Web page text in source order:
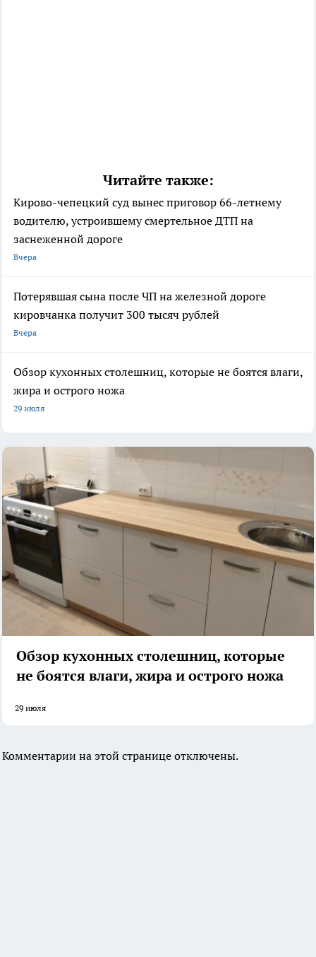
Читайте также:
Кирово-чепецкий суд вынес приговор 66-летнему
водителю, устроившему смертельное ДТП на
заснеженной дороге
Вчера
Потерявшая сына после ЧП на железной дороге
кировчанка получит 300 тысяч рублей
Вчера
Обзор кухонных столешниц, которые не боятся влаги,
жира и острого ножа
29 июля
Обзор кухонных столешниц, которые
не боятся влаги, жира и острого ножа
29 июля
Комментарии на этой странице отключены.